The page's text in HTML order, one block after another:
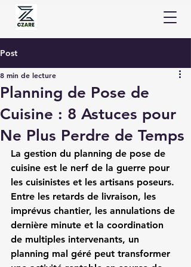
Post
Planning de Pose de
Cuisine : 8 Astuces pour
Ne Plus Perdre de Temps
8 min de lecture
La gestion du planning de pose de
cuisine est le nerf de la guerre pour
les cuisinistes et les artisans poseurs.
Entre les retards de livraison, les
imprévus chantier, les annulations de
dernière minute et la coordination
de multiples intervenants, un
planning mal géré peut transformer